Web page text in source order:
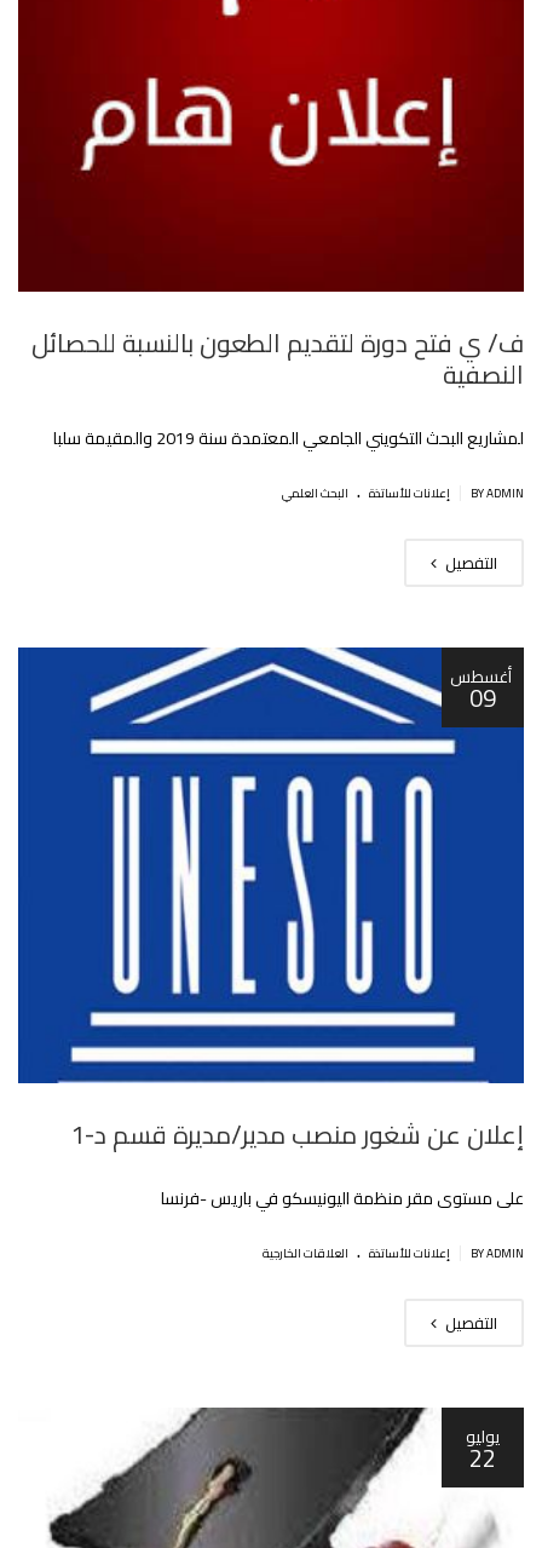
ف/ ي فتح دورة لتقديم الطعون بالنسبة للحصائل
النصفية
لمشاريع البحث التكويني الجامعي المعتمدة سنة 2019 والمقيمة سلبا‎‎
BY ADMIN إعلانات للأساتذة . البحث العلمي
التفصيل
أغسطس
09
إعلان عن شغور منصب مدير/مديرة قسم د-1
على مستوى مقر منظمة اليونيسكو في باريس -فرنسا
BY ADMIN إعلانات للأساتذة . العلاقات الخارجية
التفصيل
يوليو
22